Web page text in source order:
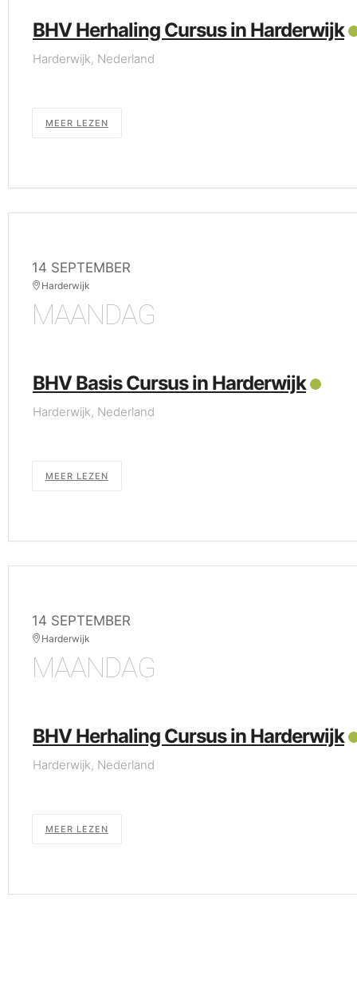
BHV Herhaling Cursus in Harderwijk
Harderwijk, Nederland
MEER LEZEN
14 SEPTEMBER
Harderwijk
MAANDAG
BHV Basis Cursus in Harderwijk
Harderwijk, Nederland
MEER LEZEN
14 SEPTEMBER
Harderwijk
MAANDAG
BHV Herhaling Cursus in Harderwijk
Harderwijk, Nederland
MEER LEZEN